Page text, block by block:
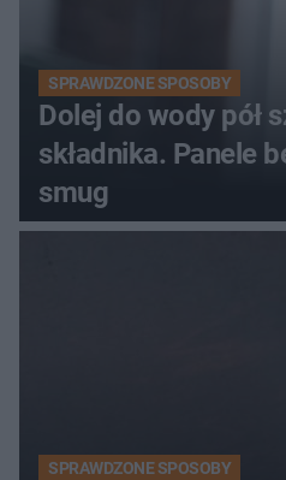
SPRAWDZONE SPOSOBY
Dolej do wody pół
składnika. Panele
smug
SPRAWDZONE SPOSOBY